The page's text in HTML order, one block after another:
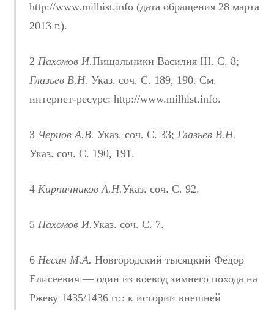
http://www.milhist.info (дата обращения 28 марта
2013 г.).
2 Пахомов И.Пищальники Василия III. С. 8;
Глазьев В.Н. Указ. соч. С. 189, 190. См.
интернет-ресурс: http://www.milhist.info.
3 Чернов А.В. Указ. соч. С. 33; Глазьев В.Н.
Указ. соч. С. 190, 191.
4 Кирпичников А.Н.Указ. соч. С. 92.
5 Пахомов И.Указ. соч. С. 7.
6 Несин М.А. Новгородский тысяцкий Фёдор
Елисеевич — один из воевод зимнего похода на
Ржеву 1435/1436 гг.: к истории внешней